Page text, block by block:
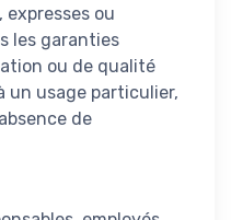
ou
les garanties
ou de qualité
un usage particulier,
de